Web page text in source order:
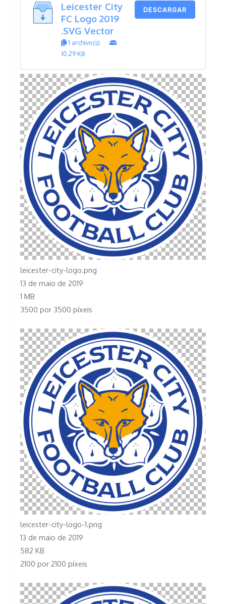
Leicester City
FC Logo 2019
.SVG Vector
1 archivo(s)
10.29 KB
DESCARGAR
leicester-city-logo.png
13 de maio de 2019
1 MB
3500 por 3500 píxeis
leicester-city-logo-1.png
13 de maio de 2019
582 KB
2100 por 2100 píxeis